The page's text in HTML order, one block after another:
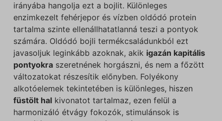
irányába hangolja ezt a bojlit. Különleges
enzimkezelt fehérjepor és vízben oldódó protein
tartalma szinte ellenállhatatlanná teszi a pontyok
számára. Oldódó bojli termékcsaládunkból ezt
javasoljuk leginkább azoknak, akik igazán kapitális
pontyokraszeretnének horgászni, és nem a főzött
változatokat részesítik előnyben. Folyékony
alkotóelemek tekintetében is különleges, hiszen
füstölt halkivonatot tartalmaz, ezen felül a
harmonizáló étvágy fokozók, stimulánsok is